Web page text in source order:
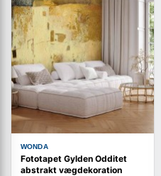
WONDA
Fototapet Gylden Odditet
abstrakt vægdekoration